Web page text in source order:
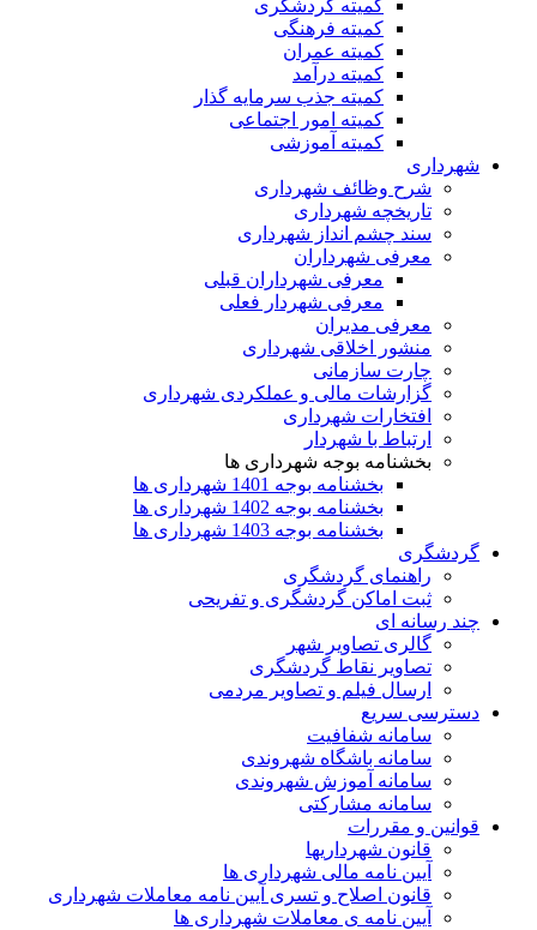
کمیته گردشگری
کمیته فرهنگی
کمیته عمران
کمیته درآمد
کمیته جذب سرمایه گذار
کمیته امور اجتماعی
کمیته آموزشی
شهرداری
شرح وظائف شهرداری
تاریخچه شهرداری
سند چشم انداز شهرداری
معرفی شهرداران
معرفی شهرداران قبلی
معرفی شهردار فعلی
معرفی مدیران
منشور اخلاقی شهرداری
چارت سازمانی
گزارشات مالی و عملکردی شهرداری
افتخارات شهرداری
ارتباط با شهردار
بخشنامه بوجه شهرداری ها
بخشنامه بوجه 1401 شهرداری ها
بخشنامه بوجه 1402 شهرداری ها
بخشنامه بوجه 1403 شهرداری ها
گردشگری
راهنمای گردشگری
ثبت اماکن گردشگری و تفریحی
چند رسانه ای
گالری تصاویر شهر
تصاویر نقاط گردشگری
ارسال فیلم و تصاویر مردمی
دسترسی سریع
سامانه شفافیت
سامانه باشگاه شهروندی
سامانه آموزش شهروندی
سامانه مشارکتی
قوانین و مقررات
قانون شهرداریها
آیین نامه مالی شهرداری ها
قانون اصلاح و تسری آیین نامه معاملات شهرداری
آیین نامه ی معاملات شهرداری ها